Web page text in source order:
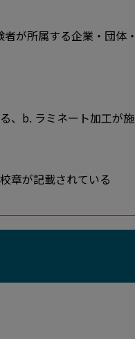
が所属する企業・団
、b. ラミネート加工が
章が記載されている